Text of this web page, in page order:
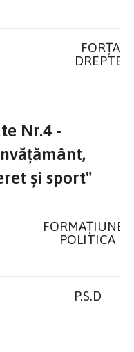
FORȚA
DREPTEI
Nr.4 -
și sport"
FORMAȚIUNEA
POLITICA
P.S.D